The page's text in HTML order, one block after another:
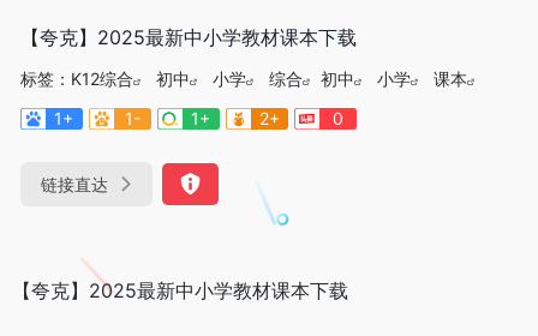
【夸克】2025最新中小学教材课本下载
标签： K12综合 初中 小学 综合 初中 小学
课本
1+
1- 1+ 2+ 0
链接直达
【夸克】2025最新中小学教材课本下载